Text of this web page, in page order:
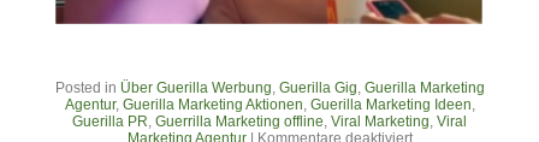
Posted in Über Guerilla Werbung Guerilla Gig Guerilla Marketing
Agentur, Guerilla Marketing Aktionen Guerilla Marketing Ideen
Guerilla PR Guerrilla Marketing offline Viral Marketing Viral
Marketing Agentur| Kommentare deaktiviert